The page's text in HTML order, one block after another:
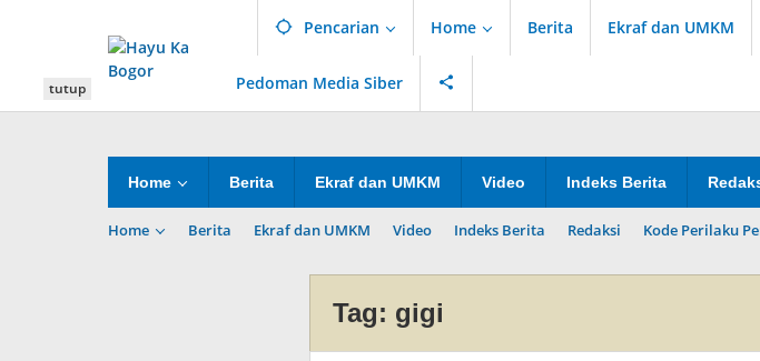
Pencarian Home Berita Ekraf dan UMKM
Pedoman Media Siber
Home Berita Ekraf dan UMKM Video Indeks Berita
Home Berita Ekraf dan UMKM Video Indeks Berita Redaksi Kode Perilaku
tutup
Tag: gigi